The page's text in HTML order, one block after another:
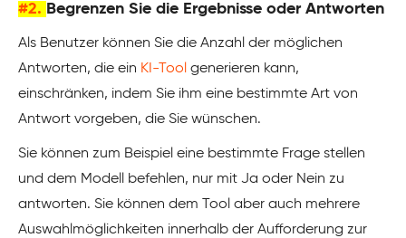
#2. Begrenzen Sie die Ergebnisse oder Antworten
Als Benutzer können Sie die Anzahl der möglichen
Antworten, die ein KI-Tool generieren kann,
einschränken, indem Sie ihm eine bestimmte Art von
Antwort vorgeben, die Sie wünschen.
Sie können zum Beispiel eine bestimmte Frage stellen
und dem Modell befehlen, nur mit Ja oder Nein zu
antworten. Sie können dem Tool aber auch mehrere
Auswahlmöglichkeiten innerhalb der Aufforderung zur